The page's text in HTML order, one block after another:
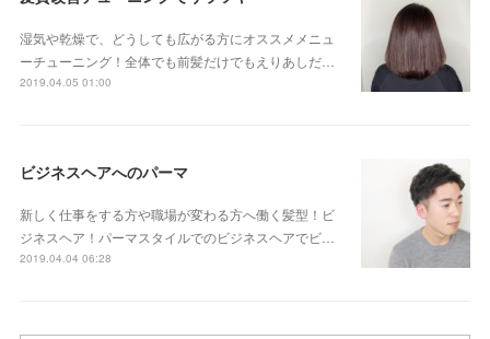
湿気や乾燥で、どうしても広がる方にオススメメニュ
ーチューニング！全体でも前髪だけでもえりあしだ…
2019.04.05 01:00
ビジネスヘアへのパーマ
新しく仕事をする方や職場が変わる方へ働く髪型！ビ
ジネスヘア！パーマスタイルでのビジネスヘアでビ…
2019.04.04 06:28